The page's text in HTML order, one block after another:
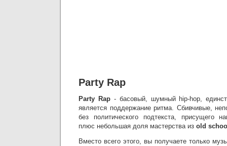
Party Rap
Party Rap- басовый, шумный hip-hop,
является поддержание ритма. Сбивчивые,
без политического подтекста, присущего
плюс небольшая доля мастерства из old
Вместо всего этого, вы получаете только